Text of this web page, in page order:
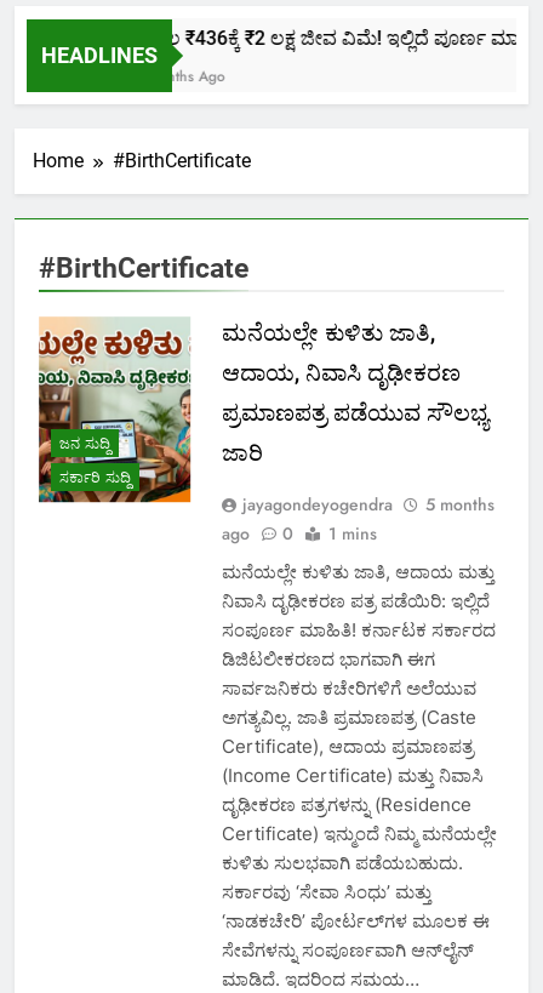
HEADLINES
ಕೇವಲ ₹436ಕ್ಕೆ ₹2 ಲಕ್ಷ ಜೀವ ವಿಮೆ! ಇಲ್ಲಿದೆ ಪೂರ್ಣ ಮಾಹಿತಿ.
2 Months Ago
Home #BirthCertificate
#BirthCertificate
ಜನ ಸುದ್ದಿ
ಸರ್ಕಾರಿ ಸುದ್ದಿ
ಮನೆಯಲ್ಲೇ ಕುಳಿತು ಜಾತಿ,
ಆದಾಯ, ನಿವಾಸಿ ದೃಢೀಕರಣ
ಪ್ರಮಾಣಪತ್ರ ಪಡೆಯುವ ಸೌಲಭ್ಯ
ಜಾರಿ
jayagondeyogendra
5 months
ago
0 1 mins
ಮನೆಯಲ್ಲೇ ಕುಳಿತು ಜಾತಿ, ಆದಾಯ ಮತ್ತು
ನಿವಾಸಿ ದೃಢೀಕರಣ ಪತ್ರ ಪಡೆಯಿರಿ: ಇಲ್ಲಿದೆ
ಸಂಪೂರ್ಣ ಮಾಹಿತಿ! ಕರ್ನಾಟಕ ಸರ್ಕಾರದ
ಡಿಜಿಟಲೀಕರಣದ ಭಾಗವಾಗಿ ಈಗ
ಸಾರ್ವಜನಿಕರು ಕಚೇರಿಗಳಿಗೆ ಅಲೆಯುವ
ಅಗತ್ಯವಿಲ್ಲ. ಜಾತಿ ಪ್ರಮಾಣಪತ್ರ (Caste
Certificate), ಆದಾಯ ಪ್ರಮಾಣಪತ್ರ
(Income Certificate) ಮತ್ತು ನಿವಾಸಿ
ದೃಢೀಕರಣ ಪತ್ರಗಳನ್ನು (Residence
Certificate) ಇನ್ಮುಂದೆ ನಿಮ್ಮ ಮನೆಯಲ್ಲೇ
ಕುಳಿತು ಸುಲಭವಾಗಿ ಪಡೆಯಬಹುದು.
ಸರ್ಕಾರವು ‘ಸೇವಾ ಸಿಂಧು’ ಮತ್ತು
‘ನಾಡಕಚೇರಿ’ ಪೋರ್ಟಲ್‌ಗಳ ಮೂಲಕ ಈ
ಸೇವೆಗಳನ್ನು ಸಂಪೂರ್ಣವಾಗಿ ಆನ್‌ಲೈನ್
ಮಾಡಿದೆ. ಇದರಿಂದ ಸಮಯ…